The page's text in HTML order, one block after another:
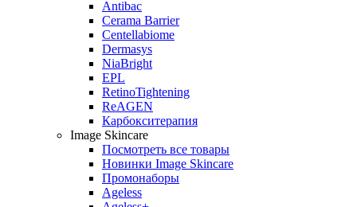
Antibac
Cerama Barrier
Centellabiome
Dermasys
NiaBright
EPL
RetinoTightening
ReAGEN
Карбокситерапия
Image Skincare
Посмотреть все товары
Новинки Image Skincare
Промонаборы
Ageless